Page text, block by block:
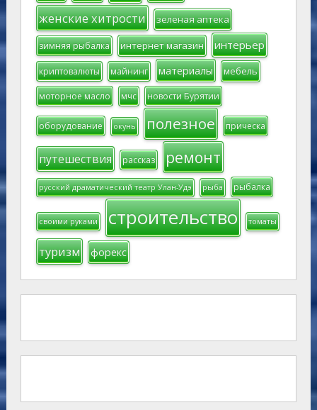
женские хитрости зеленая аптека
зимняя рыбалка интернет магазин интерьер
криптовалюты майнинг материалы мебель
моторное масло мчс новости Бурятии
оборудование окунь полезное прическа
путешествия рассказ ремонт
русский драматический театр Улан-Удэ рыба рыбалка
своими руками строительство томаты
туризм форекс